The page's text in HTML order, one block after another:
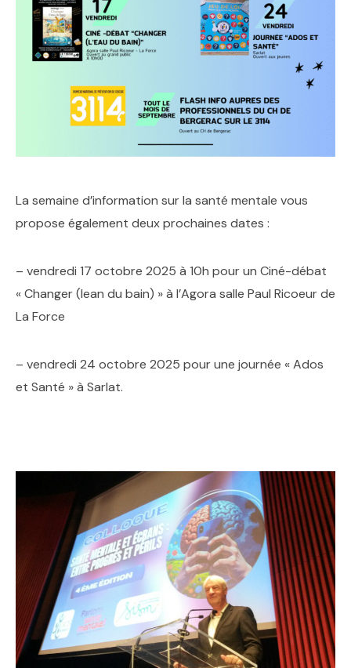
La semaine d’information sur la santé mentale vous
propose également deux prochaines dates :
– vendredi 17 octobre 2025 à 10h pour un Ciné-débat
« Changer (lean du bain) » à l’Agora salle Paul Ricoeur de
La Force
– vendredi 24 octobre 2025 pour une journée « Ados
et Santé » à Sarlat.